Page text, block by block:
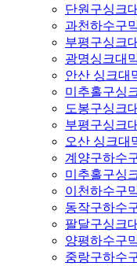
단원구싱크
과천하수구
부평구싱크
광명싱크대
안산 싱크대
미추홀구싱
도봉구싱크
부평구싱크
오산 싱크대
계양구하수
미추홀구싱
이천하수구
동작구하수
팔달구싱크
양평하수구
중랑구하수